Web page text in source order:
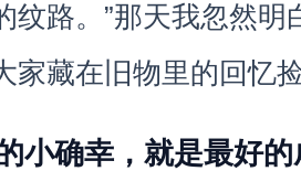
纹路。”那天我忽然明
家藏在旧物里的回忆
小确幸，就是最好的